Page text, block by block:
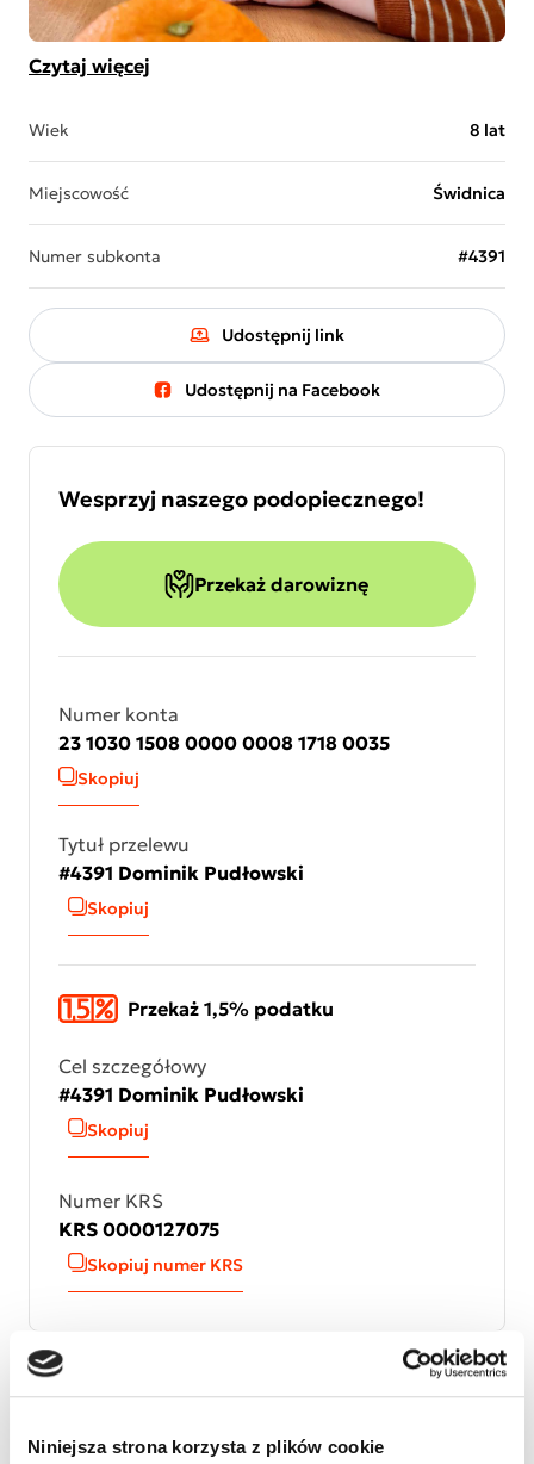
Niniejsza strona korzysta z plików cookie
Czytaj więcej
Wiek 8 lat
Miejscowość Świdnica
Numer subkonta #4391
Udostępnij link
Udostępnij na Facebook
Wesprzyj naszego podopiecznego!
Przekaż darowiznę
Numer konta
23 1030 1508 0000 0008 1718 0035
Skopiuj
Tytuł przelewu
#4391 Dominik Pudłowski
Skopiuj
Przekaż 1,5% podatku
Cel szczegółowy
#4391 Dominik Pudłowski
Skopiuj
Numer KRS
KRS 0000127075
Skopiuj numer KRS